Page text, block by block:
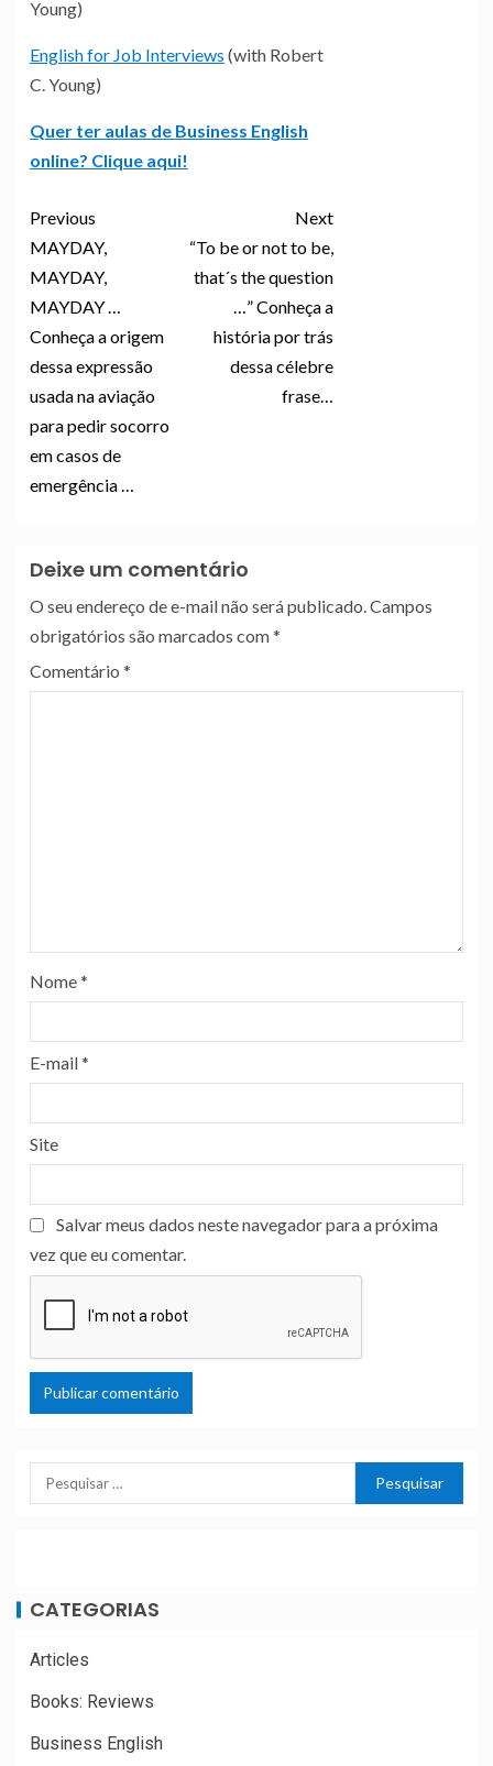
Young)
English for Job Interviews (with Robert
C. Young)
Quer ter aulas de Business English
online? Clique aqui!
Previous
MAYDAY,
MAYDAY,
MAYDAY …
Conheça a origem
dessa expressão
usada na aviação
para pedir socorro
em casos de
emergência …
Next
“To be or not to be,
that´s the question
…” Conheça a
história por trás
dessa célebre
frase…
Deixe um comentário
O seu endereço de e-mail não será publicado.Campos
obrigatórios são marcados com*
Comentário *
Nome*
E-mail*
Site
Salvar meus dados neste navegador para a próxima
vez que eu comentar.
CATEGORIAS
Articles
Books: Reviews
Business English